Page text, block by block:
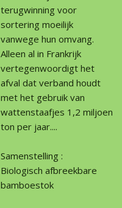
terugwinning voor
sortering moeilijk
vanwege hun omvang.
Alleen al in Frankrijk
vertegenwoordigt het
afval dat verband houdt
met het gebruik van
wattenstaafjes 1,2 miljoen
ton per jaar....
Samenstelling :
Biologisch afbreekbare
bamboestok